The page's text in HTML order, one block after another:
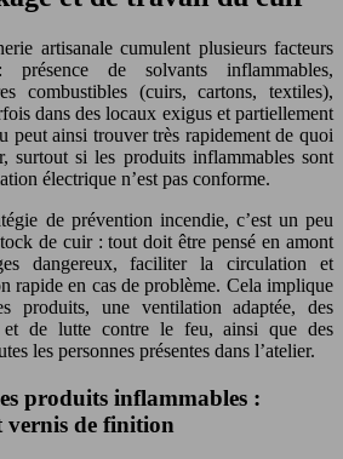
artisanale cumulent plusieurs facteurs
de solvants inflammables,
combustibles (cuirs, cartons, textiles),
dans des locaux exigus et partiellement
peut ainsi trouver très rapidement de quoi
surtout si les produits inflammables sont
électrique n’est pas conforme.
de prévention incendie, c’est un peu
de cuir : tout doit être pensé en amont
dangereux, faciliter la circulation et
rapide en cas de problème. Cela implique
produits, une ventilation adaptée, des
et de lutte contre le feu, ainsi que des
les personnes présentes dans l’atelier.
produits inflammables :
vernis de finition